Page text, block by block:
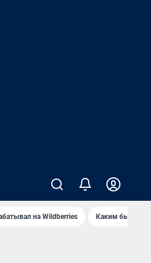
на Wildberries Каким было